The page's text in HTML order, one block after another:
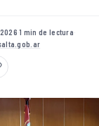
·1 min de lectura·